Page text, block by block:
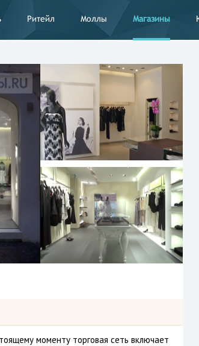
Ритейл Моллы Магазины
моменту торговая сеть включает